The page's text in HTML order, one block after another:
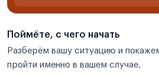
Поймёте, с чего начать
Разберём вашу ситуацию и
пройти именно в вашем случае.